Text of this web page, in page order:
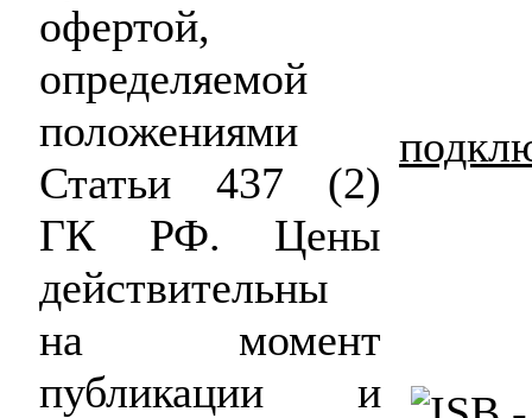
офертой,
определяемой
положениями
Статьи 437 (2)
ГК РФ. Цены
действительны
на момент
публикации и